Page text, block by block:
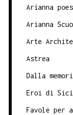
Arianna
Arianna
Arte
Astrea
Dalla
Eroi di
Favole per